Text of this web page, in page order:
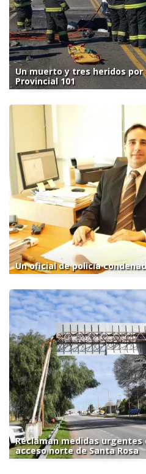
Un muerto y tres heridos por
Provincial 101
Un oficial de policía
Reclaman medidas
acceso norte de Santa Rosa